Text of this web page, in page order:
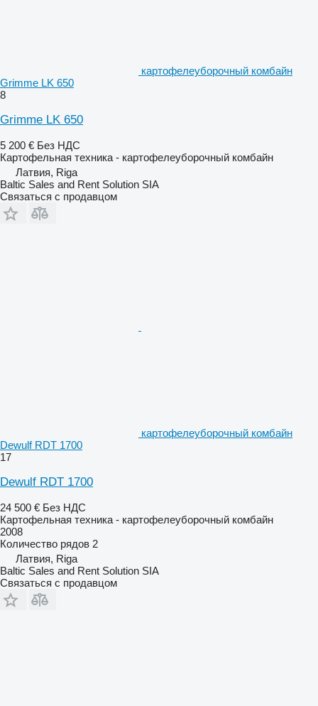
картофелеуборочный комбайн
Grimme LK 650
8
Grimme LK 650
5 200 € Без НДС
Картофельная техника - картофелеуборочный комбайн
Латвия, Riga
Baltic Sales and Rent Solution SIA
Связаться с продавцом
картофелеуборочный комбайн
Dewulf RDT 1700
17
Dewulf RDT 1700
24 500 € Без НДС
Картофельная техника - картофелеуборочный комбайн
2008
Количество рядов 2
Латвия, Riga
Baltic Sales and Rent Solution SIA
Связаться с продавцом